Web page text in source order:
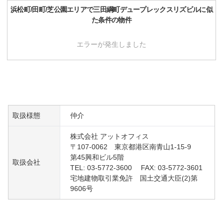
浜松町/田町/芝公園エリアで三田綱町デュープレックスリズビルに似
た条件の物件
エラーが発生しました
取扱様態 仲介
取扱会社
株式会社 アットオフィス
〒107-0062 東京都港区南青山1-15-9
第45興和ビル5階
TEL: 03-5772-3600 FAX: 03-5772-3601
宅地建物取引業免許 国土交通大臣(2)第
9606号